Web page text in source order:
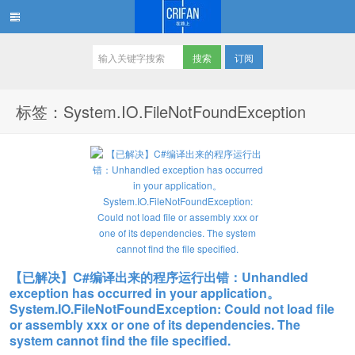
订阅
标签：System.IO.FileNotFoundException
【已解决】C#编译出来的程序运行出错：Unhandled
exception has occurred in your application。
System.IO.FileNotFoundException: Could not load file
or assembly xxx or one of its dependencies. The
system cannot find the file specified.